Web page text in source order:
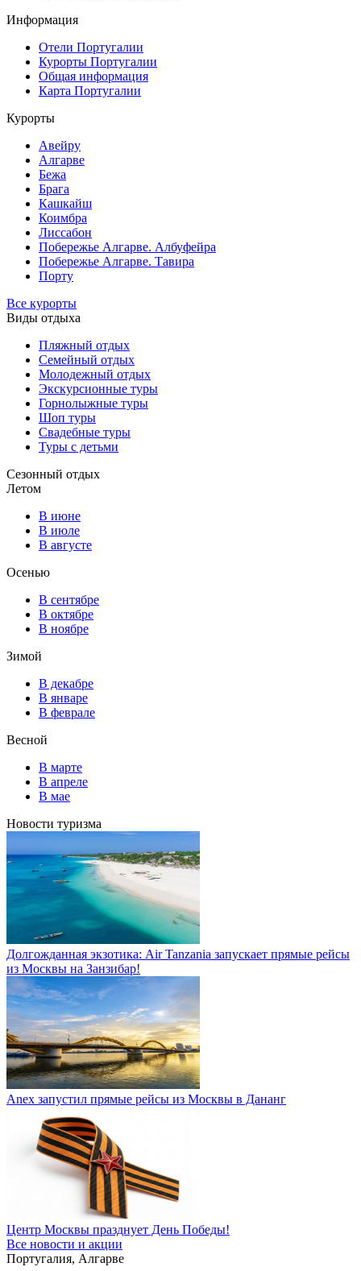
Информация
Отели Португалии
Курорты Португалии
Общая информация
Карта Португалии
Курорты
Авейру
Алгарве
Бежа
Брага
Кашкайш
Коимбра
Лиссабон
Побережье Алгарве. Албуфейра
Побережье Алгарве. Тавира
Порту
Все курорты
Виды отдыха
Пляжный отдых
Семейный отдых
Молодежный отдых
Экскурсионные туры
Горнолыжные туры
Шоп туры
Свадебные туры
Туры с детьми
Сезонный отдых
Летом
В июне
В июле
В августе
Осенью
В сентябре
В октябре
В ноябре
Зимой
В декабре
В январе
В феврале
Весной
В марте
В апреле
В мае
Новости туризма
Долгожданная экзотика: Air Tanzania запускает прямые рейсы
из Москвы на Занзибар!
Anex запустил прямые рейсы из Москвы в Дананг
Центр Москвы празднует День Победы!
Все новости и акции
Португалия, Алгарве